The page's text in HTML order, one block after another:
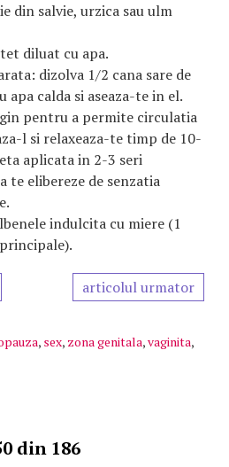
din salvie, urzica sau ulm
diluat cu apa.
dizolva 1/2 cana sare de
apa calda si aseaza-te in el.
pentru a permite circulatia
l si relaxeaza-te timp de 10-
aplicata in 2-3 seri
te elibereze de senzatia
indulcita cu miere (1
articolul urmator
, sex, zona genitala,vaginita,
din 186